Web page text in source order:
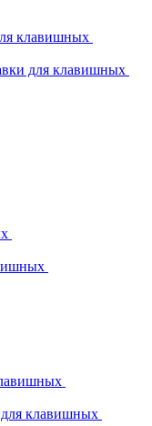
клавишных
для клавишных
клавишных